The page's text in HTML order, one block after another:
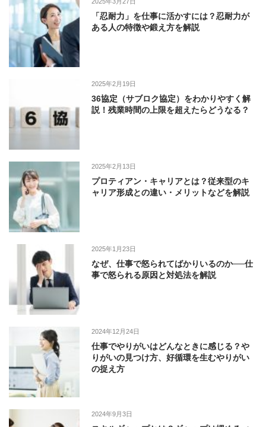
「忍耐力」を仕事に活かすには？忍耐力が
ある人の特徴や鍛え方を解説
2025年2月19日
36協定（サブロク協定）をわかりやすく解
説！残業時間の上限を超えたらどうなる？
2025年2月13日
プロティアン・キャリアとは？従来型のキ
ャリア形成との違い・メリットなどを解説
2025年1月23日
なぜ、仕事で怒られてばかりいるのか──仕
事で怒られる原因と対処法を解説
2024年12月24日
仕事でやりがいはどんなときに感じる？や
りがいの見つけ方、好循環を生むやりがい
の捉え方
2024年9月3日